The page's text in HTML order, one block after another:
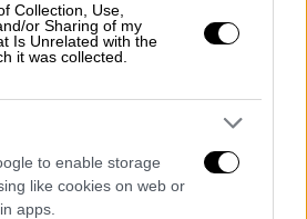
Collection, Use,
or Sharing of my
Is Unrelated with the
it was collected.
to enable storage
like cookies on web or
apps.
15:55
ρεκόρ 9ετίας
στα 6.626 από τα
σεζόν